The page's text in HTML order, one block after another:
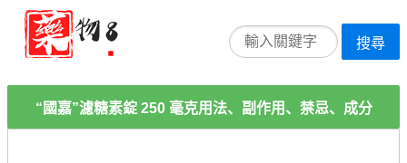
搜尋
“國嘉”濾糖素錠 250 毫克用法、副作用、禁忌、成分